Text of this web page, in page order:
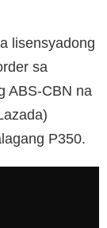
lisensyadong
sa
ABS-CBN na
P350.